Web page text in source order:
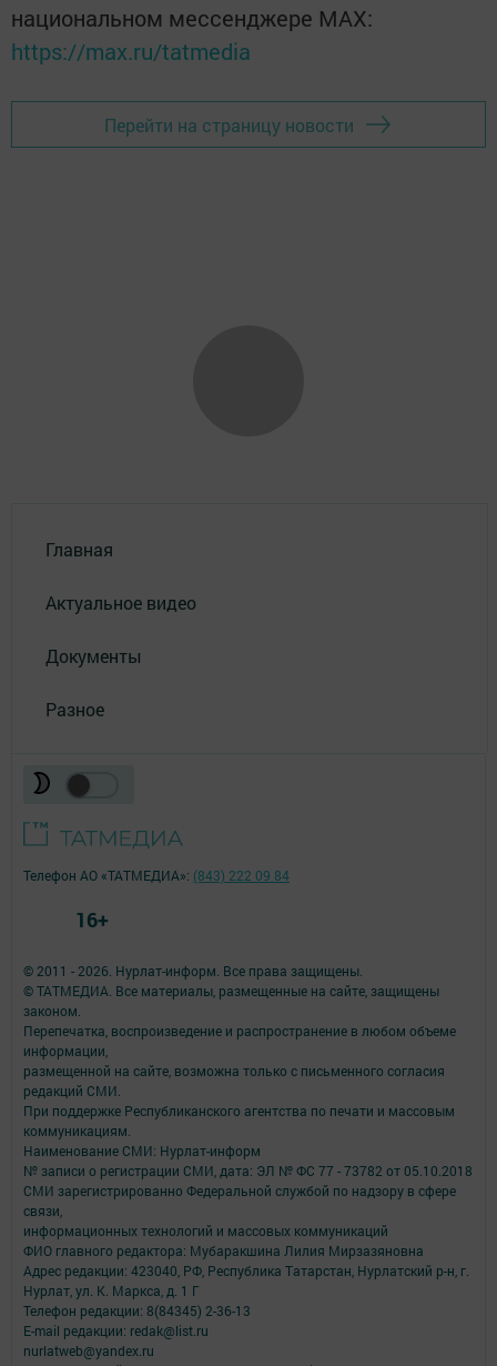
национальном мессенджере MАХ:
https://max.ru/tatmedia
Перейти на страницу новости
Главная
Актуальное видео
Документы
Разное
© 2011 - 2026. Нурлат-⁠информ. Все права защищены.
© ТАТМЕДИА. Все материалы, размещенные на сайте, защищены
законом.
Перепечатка, воспроизведение и распространение в любом объеме
информации,
размещенной на сайте, возможна только с письменного согласия
редакций СМИ.
При поддержке Республиканского агентства по печати и массовым
коммуникациям.
Наименование СМИ: Нурлат-⁠информ
№ записи о регистрации СМИ, дата: ЭЛ № ФС 77 -⁠ 73782 от 05.10.2018
СМИ зарегистрированно Федеральной службой по надзору в сфере
связи,
информационных технологий и массовых коммуникаций
ФИО главного редактора: Мубаракшина Лилия Мирзазяновна
Адрес редакции: 423040, РФ, Республика Татарстан, Нурлатский р-н, г.
Нурлат, ул. К. Маркса, д. 1 Г
Телефон редакции: 8(84345) 2-36-13
E-mail редакции: redak@list.ru
nurlatweb@yandex.ru
Телефон АО «ТАТМЕДИА»: (843) 222 09 84
16+